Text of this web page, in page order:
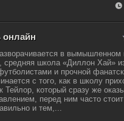
онлайн
в вымышленном
средняя школа «Диллон Хай»
и прочной
с того, как в школу
Тейлор, который сразу же
перед ним часто
и тем,...